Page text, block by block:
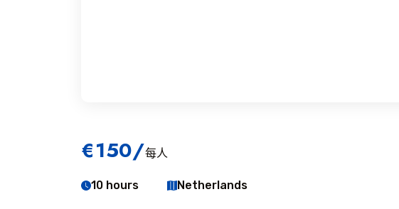
€150/每人
10 hours Netherlands